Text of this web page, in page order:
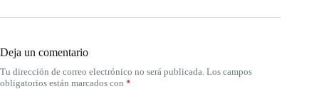
Deja un comentario
Tu dirección de correo electrónico no será publicada. Los campos
obligatorios están marcados con *